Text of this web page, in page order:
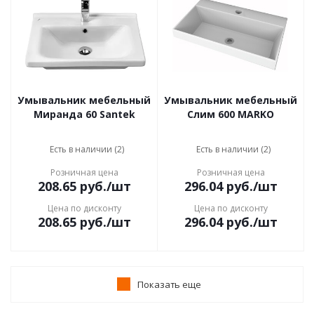
Умывальник мебельный
Миранда 60 Santek
Есть в наличии (2)
Розничная цена
208.65руб./шт
Цена по дисконту
208.65руб./шт
Умывальник мебельный
Слим 600 MARKO
Есть в наличии (2)
Розничная цена
296.04руб./шт
Цена по дисконту
296.04руб./шт
Показать еще